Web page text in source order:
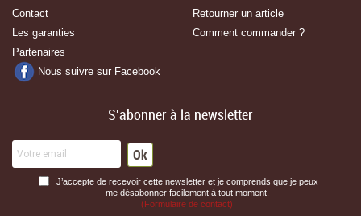
Contact
Les garanties
Partenaires
Nous suivre sur Facebook
Retourner un article
Comment commander ?
S'abonner à la newsletter
J’accepte de recevoir cette newsletter et je comprends que je peux
(Formulaire de contact)